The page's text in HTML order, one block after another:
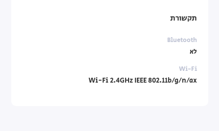
תקשורת
Bluetooth
לא
Wi-Fi
Wi-Fi 2.4GHz IEEE 802.11b/g/n/ax